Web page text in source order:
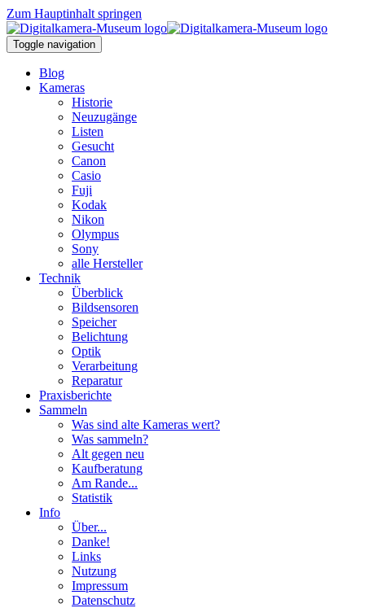
Zum Hauptinhalt springen
Toggle navigation
Blog
Kameras
Historie
Neuzugänge
Listen
Gesucht
Canon
Casio
Fuji
Kodak
Nikon
Olympus
Sony
alle Hersteller
Technik
Überblick
Bildsensoren
Speicher
Belichtung
Optik
Verarbeitung
Reparatur
Praxisberichte
Sammeln
Was sind alte Kameras wert?
Was sammeln?
Alt gegen neu
Kaufberatung
Am Rande...
Statistik
Info
Über...
Danke!
Links
Nutzung
Impressum
Datenschutz